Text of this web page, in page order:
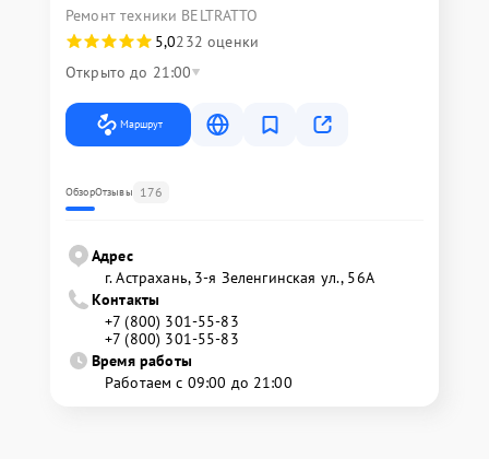
Ремонт техники BELTRATTO
5,0232 оценки
Открыто до 21:00
Маршрут
ОбзорОтзывы 176
Адрес
г. Астрахань, 3-я Зеленгинская ул., 56А
Контакты
+7 (800) 301-55-83
+7 (800) 301-55-83
Время работы
Работаем с 09:00 до 21:00